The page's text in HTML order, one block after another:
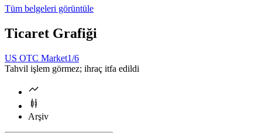
Tüm belgeleri görüntüle
Ticaret Grafiği
US OTC Market1/6
Tahvil işlem görmez; ihraç itfa edildi
Arşiv